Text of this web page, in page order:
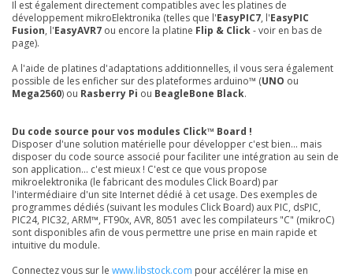
Il est également directement compatibles avec les platines de
développement mikroElektronika (telles que l'EasyPIC7, l'EasyPIC
Fusion, l'EasyAVR7 ou encore la platine Flip & Click- voir en bas de
page).
A l'aide de platines d'adaptations additionnelles, il vous sera également
possible de les enficher sur des plateformes arduino™ (UNO ou
Mega2560) ou Rasberry Pi ou BeagleBone Black.
Du code source pour vos modules Click™ Board !
Disposer d'une solution matérielle pour développer c'est bien... mais
disposer du code source associé pour faciliter une intégration au sein de
son application... c'est mieux ! C'est ce que vous propose
mikroelektronika (le fabricant des modules Click Board) par
l'intermédiaire d'un site Internet dédié à cet usage. Des exemples de
programmes dédiés (suivant les modules Click Board) aux PIC, dsPIC,
PIC24, PIC32, ARM™, FT90x, AVR, 8051 avec les compilateurs "C" (mikroC)
sont disponibles afin de vous permettre une prise en main rapide et
intuitive du module.
Connectez vous sur le www.libstock.com pour accélérer la mise en